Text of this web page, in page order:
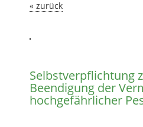
« zurück
Selbstverpflichtung
Beendigung der
hochgefährlicher